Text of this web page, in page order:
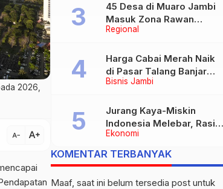
2026,
text_decrease text_increase
Regional
45 Desa di Muaro Jambi
Masuk Zona Rawan
Kekeringan, BPBD
Bersih Saat Musim
Kemarau
Bisnis Jambi
Harga Cabai Merah Naik
di Pasar Talang Banjar
Jambi, Cabai Rawit Turun,
Stabil
Ekonomi
Jurang Kaya-Miskin
Indonesia Melebar, Rasio
Gini Naik Jadi 0,368 pada
Maret 2026
KOMENTAR TERBANYAK
Maaf, saat ini belum tersedia post untuk